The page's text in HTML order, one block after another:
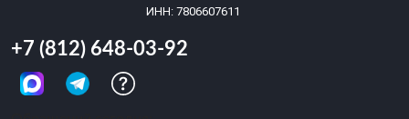
ИНН: 7806607611
+7 (812) 648-03-92